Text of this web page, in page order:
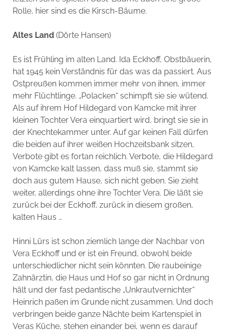
Rolle, hier sind es die Kirsch-Bäume.
Altes Land(Dörte Hansen)
Es ist Frühling im alten Land. Ida Eckhoff, Obstbäuerin,
hat 1945 kein Verständnis für das was da passiert. Aus
Ostpreußen kommen immer mehr von ihnen, immer
mehr Flüchtlinge. „Polacken“ schimpft sie sie wütend.
Als auf ihrem Hof Hildegard von Kamcke mit ihrer
kleinen Tochter Vera einquartiert wird, bringt sie sie in
der Knechtekammer unter. Auf gar keinen Fall dürfen
die beiden auf ihrer weißen Hochzeitsbank sitzen,
Verbote gibt es fortan reichlich. Verbote, die Hildegard
von Kamcke kalt lassen, dass muß sie, stammt sie
doch aus gutem Hause, sich nicht geben. Sie zieht
weiter, allerdings ohne ihre Tochter Vera. Die läßt sie
zurück bei der Eckhoff, zurück in diesem großen,
kalten Haus …
Hinni Lürs ist schon ziemlich lange der Nachbar von
Vera Eckhoff und er ist ein Freund, obwohl beide
unterschiedlicher nicht sein könnten. Die raubeinige
Zahnärztin, die Haus und Hof so gar nicht in Ordnung
hält und der fast pedantische „Unkrautvernichter“
Heinrich paßen im Grunde nicht zusammen. Und doch
verbringen beide ganze Nächte beim Kartenspiel in
Veras Küche, stehen einander bei, wenn es darauf